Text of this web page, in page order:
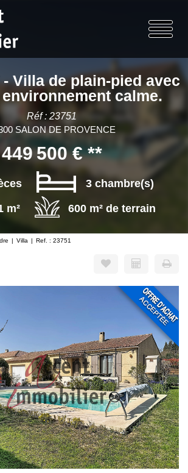
- Villa de plain-pied avec
calme.
Réf : 23751
SALON DE PROVENCE
449 500 €**
3 chambre(s)
m² 600 m² de terrain
Villa Ref. : 23751